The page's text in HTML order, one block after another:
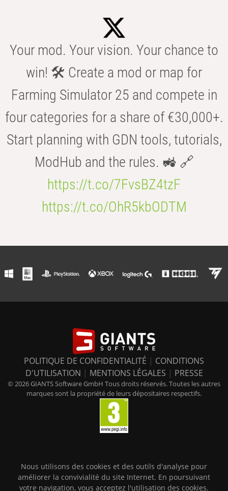
Your mod. Your vision. Your chance to
win! 🛠️ Create a mod or map for
Farming Simulator 25 and compete in
four categories for a share of €30,000+.
Start planning with GDN tools, tutorials,
ModHub and the rules. 🚜 🔗
https://t.co/7FvsBZ4tzF
https://t.co/OhR5kbODTM
POLITIQUE DE CONFIDENTIALITÉ | CONDITIONS
D'UTILISATION | MENTIONS LÉGALES | PRESSE
© 2026 GIANTS Software GmbH Tous droits réservés. Toutes les autres
marques sont la propriété de leurs dépositaires respectifs.
Nous utilisons des cookies et des outils d'analyse pour
améliorer la convivialité du site Internet. En poursuivant
votre navigation, vous acceptez l'utilisation des cookies.